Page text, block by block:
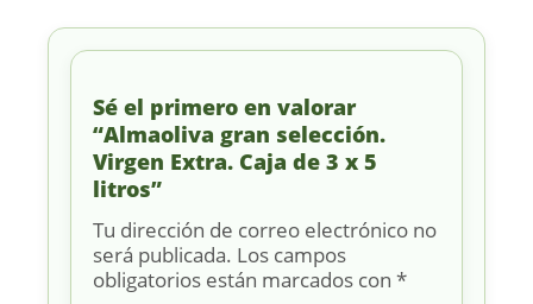
Sé el primero en valorar
“Almaoliva gran selección.
Virgen Extra. Caja de 3 x 5
litros”
Tu dirección de correo electrónico no
será publicada. Los campos
obligatorios están marcados con *